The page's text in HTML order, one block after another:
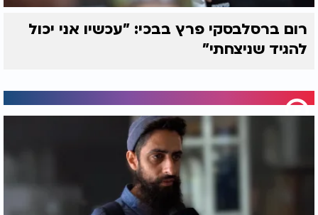
רום ברסלבסקי פרץ בבכי: "עכשיו אני יכול
להגיד שניצחתי"